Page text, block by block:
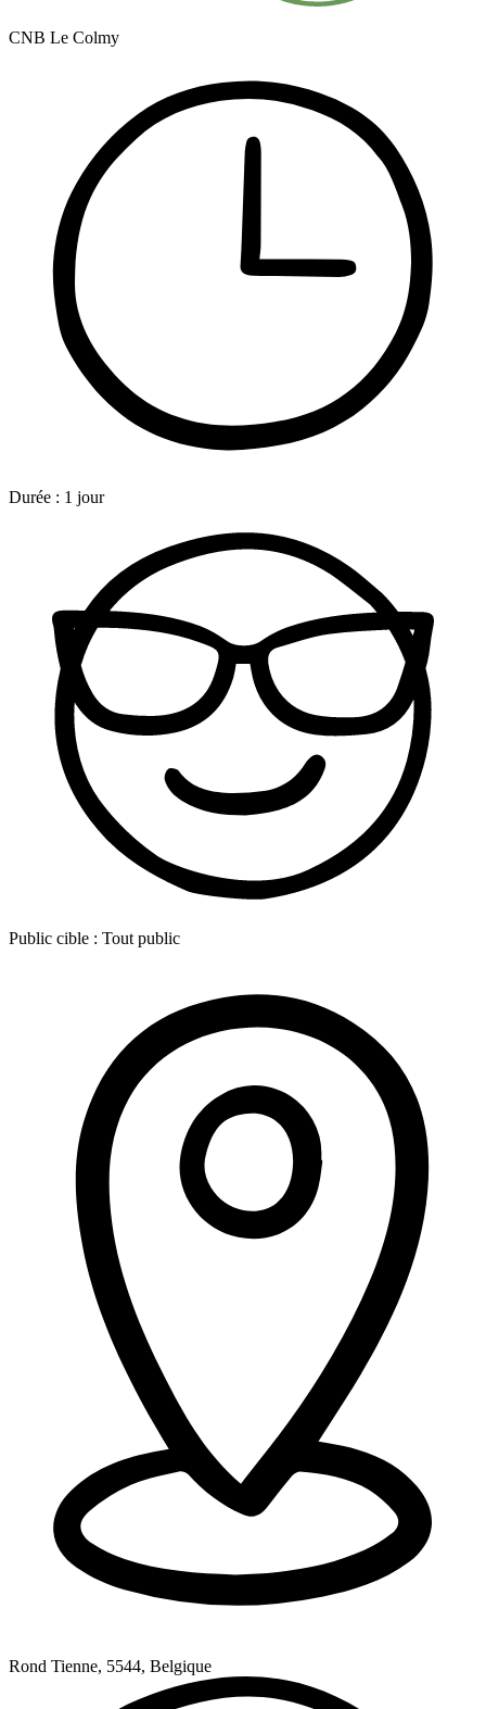
CNB Le Colmy
Durée : 1 jour
Public cible : Tout public
Rond Tienne, 5544, Belgique